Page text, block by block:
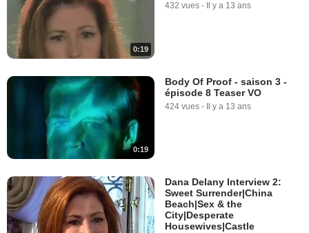
0:19
432 vues - Il y a 13 ans
0:19
Body Of Proof - saison 3 -
épisode 8 Teaser VO
424 vues - Il y a 13 ans
Dana Delany Interview 2:
Sweet Surrender|China
Beach|Sex & the
City|Desperate
Housewives|Castle